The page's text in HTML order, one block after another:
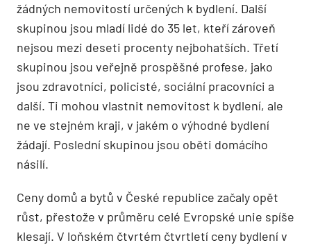
žádných nemovitostí určených k bydlení. Další
skupinou jsou mladí lidé do 35 let, kteří zároveň
nejsou mezi deseti procenty nejbohatších. Třetí
skupinou jsou veřejně prospěšné profese, jako
jsou zdravotníci, policisté, sociální pracovníci a
další. Ti mohou vlastnit nemovitost k bydlení, ale
ne ve stejném kraji, v jakém o výhodné bydlení
žádají. Poslední skupinou jsou oběti domácího
násilí.
Ceny domů a bytů v České republice začaly opět
růst, přestože v průměru celé Evropské unie spíše
klesají. V loňském čtvrtém čtvrtletí ceny bydlení v